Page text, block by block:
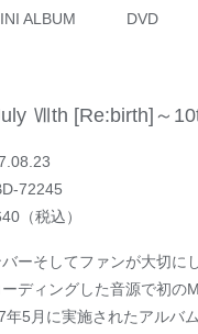
ALBUM DVD
Ⅶth [Re:birth]～
72245
（税込）
バーそしてファンが大切
ーディングした音源で初の
年5月に実施されたアルバ